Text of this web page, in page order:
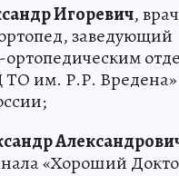
Игоревич, врач
заведующий
ортопедическим
им. Р.Р. Вредена»
«Хороший